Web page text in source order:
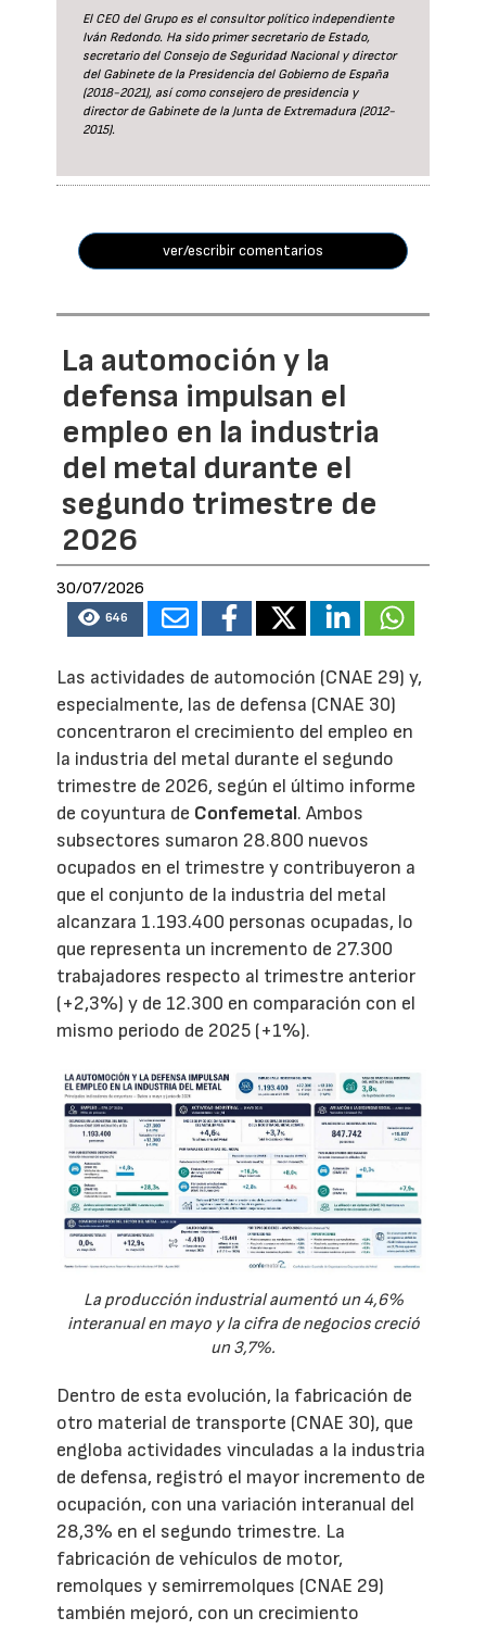
El CEO del Grupo es el consultor político independiente
Iván Redondo. Ha sido primer secretario de Estado,
secretario del Consejo de Seguridad Nacional y director
del Gabinete de la Presidencia del Gobierno de España
(2018-2021), así como consejero de presidencia y
director de Gabinete de la Junta de Extremadura (2012-
2015).
ver/escribir comentarios
La automoción y la
defensa impulsan el
empleo en la industria
del metal durante el
segundo trimestre de
2026
30/07/2026
646
Las actividades de automoción (CNAE 29) y,
especialmente, las de defensa (CNAE 30)
concentraron el crecimiento del empleo en
la industria del metal durante el segundo
trimestre de 2026, según el último informe
de coyuntura de Confemetal. Ambos
subsectores sumaron 28.800 nuevos
ocupados en el trimestre y contribuyeron a
que el conjunto de la industria del metal
alcanzara 1.193.400 personas ocupadas, lo
que representa un incremento de 27.300
trabajadores respecto al trimestre anterior
(+2,3%) y de 12.300 en comparación con el
mismo periodo de 2025 (+1%).
La producción industrial aumentó un 4,6%
interanual en mayo y la cifra de negocios creció
un 3,7%.
Dentro de esta evolución, la fabricación de
otro material de transporte (CNAE 30), que
engloba actividades vinculadas a la industria
de defensa, registró el mayor incremento de
ocupación, con una variación interanual del
28,3% en el segundo trimestre. La
fabricación de vehículos de motor,
remolques y semirremolques (CNAE 29)
también mejoró, con un crecimiento